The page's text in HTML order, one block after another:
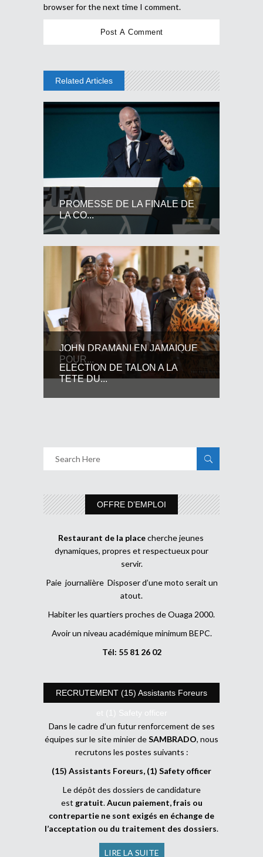
browser for the next time I comment.
Related Articles
PROMESSE DE LA FINALE DE
LA CO...
JOHN DRAMANI EN JAMAIQUE
POUR...
ELECTION DE TALON A LA
TETE DU...
OFFRE D’EMPLOI
Restaurant de la placecherche jeunes
dynamiques, propres et respectueux pour
servir.
Paie journalière Disposer d’une moto serait un
atout.
Habiter les quartiers proches de Ouaga 2000.
Avoir un niveau académique minimum BEPC.
Tél: 55 81 26 02
RECRUTEMENT (15) Assistants Foreurs
et (1) Safety officer
Dans le cadre d’un futur renforcement de ses
équipes sur le site minier deSAMBRADO, nous
recrutons les postes suivants :
(15) Assistants Foreurs, (1) Safety officer
Le dépôt des dossiers de candidature
est gratuit.Aucun paiement, frais ou
contrepartie ne sont exigés en échange de
l’acceptation ou du traitement des dossiers.
LIRE LA SUITE